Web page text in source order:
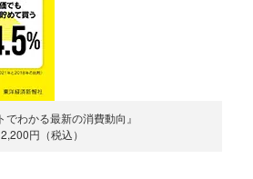
わかる最新の消費動向』
円（税込）